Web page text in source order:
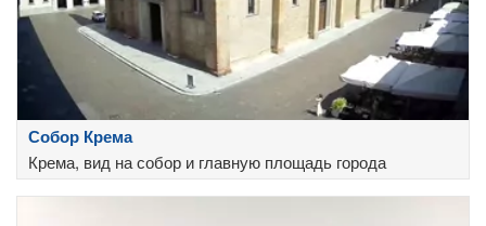
Собор Крема
Крема, вид на собор и главную площадь города